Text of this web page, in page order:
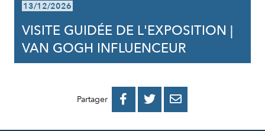
13/12/2026
VISITE GUIDÉE DE L'EXPOSITION |
VAN GOGH INFLUENCEUR
Partager 
PARTAGER
PARTAGER
PARTAGER